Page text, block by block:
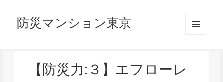
防災マンション東京
【防災力:３】エフローレ